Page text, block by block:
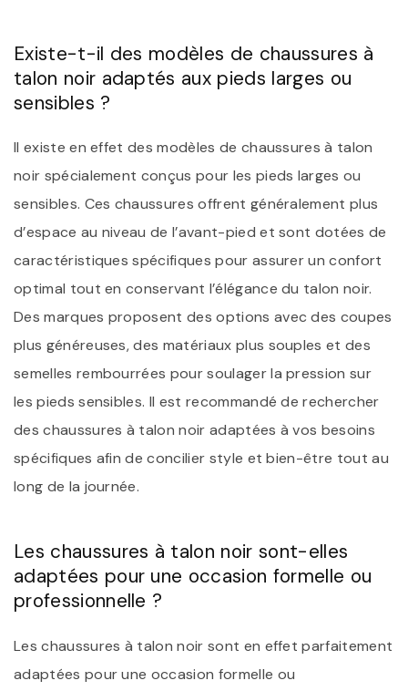
Existe-t-il des modèles de chaussures à
talon noir adaptés aux pieds larges ou
sensibles ?
Il existe en effet des modèles de chaussures à talon
noir spécialement conçus pour les pieds larges ou
sensibles. Ces chaussures offrent généralement plus
d’espace au niveau de l’avant-pied et sont dotées de
caractéristiques spécifiques pour assurer un confort
optimal tout en conservant l’élégance du talon noir.
Des marques proposent des options avec des coupes
plus généreuses, des matériaux plus souples et des
semelles rembourrées pour soulager la pression sur
les pieds sensibles. Il est recommandé de rechercher
des chaussures à talon noir adaptées à vos besoins
spécifiques afin de concilier style et bien-être tout au
long de la journée.
Les chaussures à talon noir sont-elles
adaptées pour une occasion formelle ou
professionnelle ?
Les chaussures à talon noir sont en effet parfaitement
adaptées pour une occasion formelle ou